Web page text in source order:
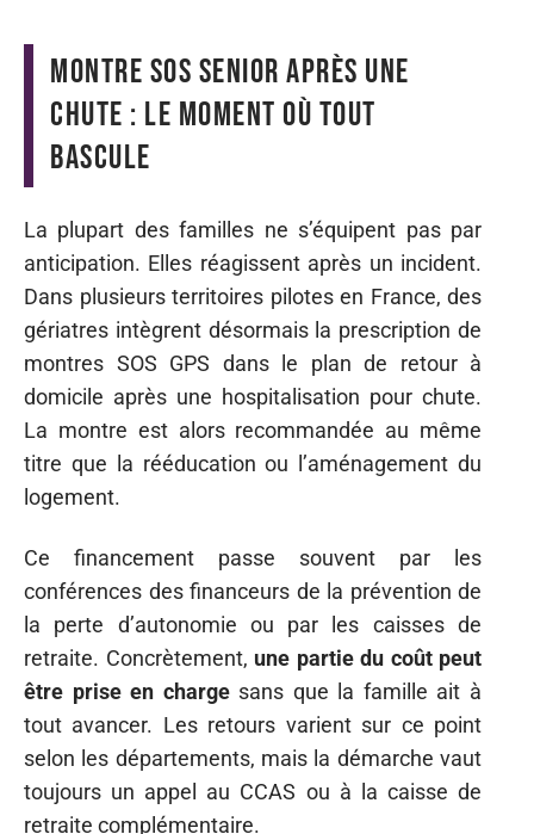
Montre SOS senior après une
chute : le moment où tout
bascule
La plupart des familles ne s’équipent pas par
anticipation. Elles réagissent après un incident.
Dans plusieurs territoires pilotes en France, des
gériatres intègrent désormais la prescription de
montres SOS GPS dans le plan de retour à
domicile après une hospitalisation pour chute.
La montre est alors recommandée au même
titre que la rééducation ou l’aménagement du
logement.
Ce financement passe souvent par les
conférences des financeurs de la prévention de
la perte d’autonomie ou par les caisses de
retraite. Concrètement, une partie du coût peut
être prise en chargesans que la famille ait à
tout avancer. Les retours varient sur ce point
selon les départements, mais la démarche vaut
toujours un appel au CCAS ou à la caisse de
retraite complémentaire.